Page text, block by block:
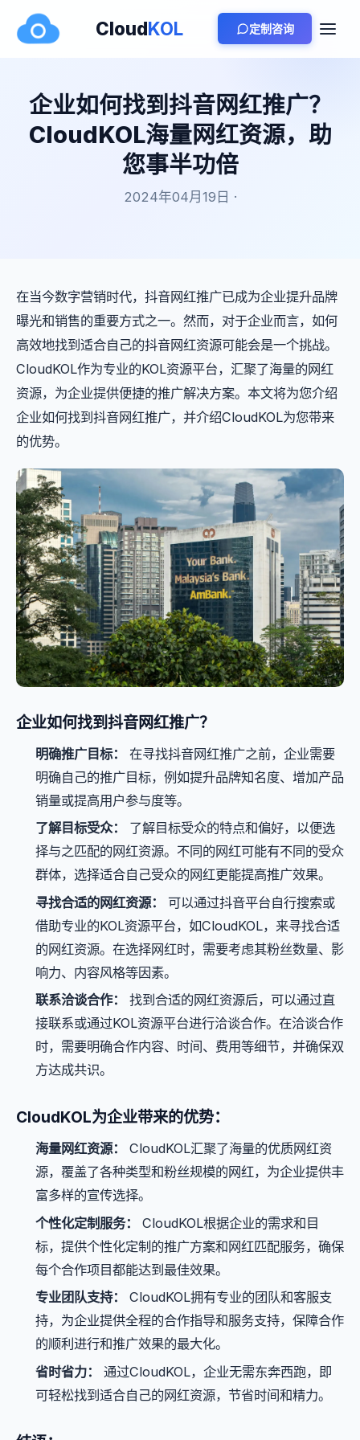
CloudKOL 定制咨询
企业如何找到抖音网红推广？
CloudKOL海量网红资源，助
您事半功倍
2024年04月19日 ·
在当今数字营销时代，抖音网红推广已成为企业提升品牌
曝光和销售的重要方式之一。然而，对于企业而言，如何
高效地找到适合自己的抖音网红资源可能会是一个挑战。
CloudKOL作为专业的KOL资源平台，汇聚了海量的网红
资源，为企业提供便捷的推广解决方案。本文将为您介绍
企业如何找到抖音网红推广，并介绍CloudKOL为您带来
的优势。
企业如何找到抖音网红推广？
明确推广目标：
在寻找抖音网红推广之前，企业需要
明确自己的推广目标，例如提升品牌知名度、增加产品
销量或提高用户参与度等。
了解目标受众：
了解目标受众的特点和偏好，以便选
择与之匹配的网红资源。不同的网红可能有不同的受众
群体，选择适合自己受众的网红更能提高推广效果。
寻找合适的网红资源：
可以通过抖音平台自行搜索或
借助专业的KOL资源平台，如CloudKOL，来寻找合适
的网红资源。在选择网红时，需要考虑其粉丝数量、影
响力、内容风格等因素。
联系洽谈合作：
找到合适的网红资源后，可以通过直
接联系或通过KOL资源平台进行洽谈合作。在洽谈合作
时，需要明确合作内容、时间、费用等细节，并确保双
方达成共识。
CloudKOL为企业带来的优势：
海量网红资源：
CloudKOL汇聚了海量的优质网红资
源，覆盖了各种类型和粉丝规模的网红，为企业提供丰
富多样的宣传选择。
个性化定制服务：
CloudKOL根据企业的需求和目
标，提供个性化定制的推广方案和网红匹配服务，确保
每个合作项目都能达到最佳效果。
专业团队支持：
CloudKOL拥有专业的团队和客服支
持，为企业提供全程的合作指导和服务支持，保障合作
的顺利进行和推广效果的最大化。
省时省力：
通过CloudKOL，企业无需东奔西跑，即
可轻松找到适合自己的网红资源，节省时间和精力。